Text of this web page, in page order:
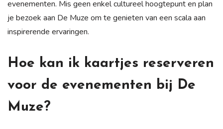
evenementen. Mis geen enkel cultureel hoogtepunt en plan
je bezoek aan De Muze om te genieten van een scala aan
inspirerende ervaringen.
Hoe kan ik kaartjes reserveren
voor de evenementen bij De
Muze?